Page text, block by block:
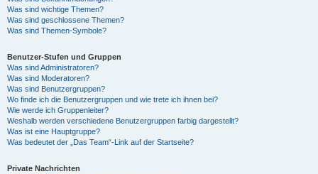
Was sind wichtige Themen?
Was sind geschlossene Themen?
Was sind Themen-Symbole?
Benutzer-Stufen und Gruppen
Was sind Administratoren?
Was sind Moderatoren?
Was sind Benutzergruppen?
Wo finde ich die Benutzergruppen und wie trete ich ihnen bei?
Wie werde ich Gruppenleiter?
Weshalb werden verschiedene Benutzergruppen farbig dargestellt?
Was ist eine Hauptgruppe?
Was bedeutet der „Das Team“-Link auf der Startseite?
Private Nachrichten